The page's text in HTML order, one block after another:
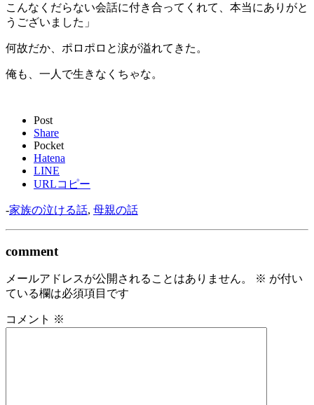
こんなくだらない会話に付き合ってくれて、本当にありがと
うございました」
何故だか、ポロポロと涙が溢れてきた。
俺も、一人で生きなくちゃな。
Post
Share
Pocket
Hatena
LINE
URLコピー
-家族の泣ける話, 母親の話
comment
メールアドレスが公開されることはありません。 ※ が付い
ている欄は必須項目です
コメント ※